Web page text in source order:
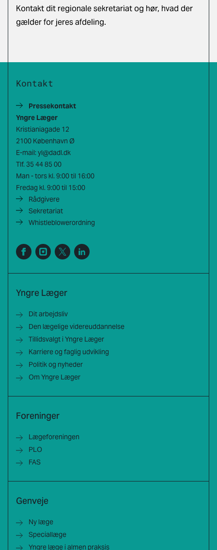
Kontakt dit regionale sekretariat og hør, hvad der
gælder for jeres afdeling.
Kontakt
Pressekontakt
Yngre Læger
Kristianiagade 12
2100 København Ø
E-mail: yl@dadl.dk
Tlf. 35 44 85 00
Man - tors kl. 9:00 til 16:00
Fredag kl. 9:00 til 15:00
Rådgivere
Sekretariat
Whistleblowerordning
Yngre Læger
Dit arbejdsliv
Den lægelige videreuddannelse
Tillidsvalgt i Yngre Læger
Karriere og faglig udvikling
Politik og nyheder
Om Yngre Læger
Foreninger
Lægeforeningen
PLO
FAS
Genveje
Ny læge
Speciallæge
Yngre læge i almen praksis